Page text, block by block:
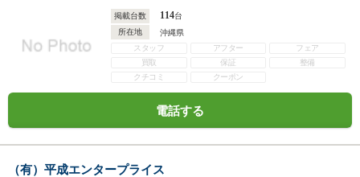
掲載台数 114台
所在地
沖縄県
スタッフ
アフター
フェア
買取
保証
整備
クチコミ
クーポン
電話する
（有）平成エンタープライス